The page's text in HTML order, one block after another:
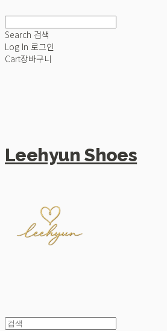
Search 검색
Log In 로그인
Cart장바구니
Leehyun Shoes